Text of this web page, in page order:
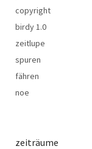
copyright
birdy 1.0
zeitlupe
spuren
fähren
noe
zeiträume